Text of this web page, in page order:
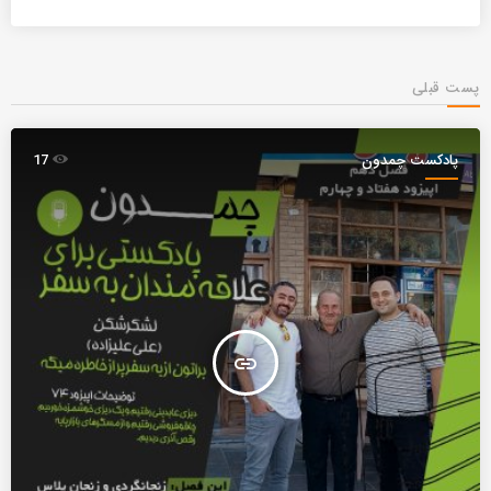
پست قبلی
پادکست چمدون
insert_link